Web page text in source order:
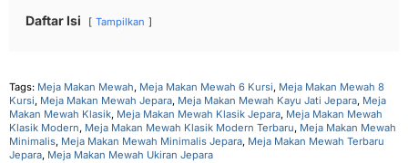
Daftar Isi Tampilkan
Tags: Meja Makan Mewah, Meja Makan Mewah 6 Kursi, Meja Makan Mewah 8
Kursi, Meja Makan Mewah Jepara, Meja Makan Mewah Kayu Jati Jepara, Meja
Makan Mewah Klasik, Meja Makan Mewah Klasik Jepara, Meja Makan Mewah
Klasik Modern, Meja Makan Mewah Klasik Modern Terbaru, Meja Makan Mewah
Minimalis, Meja Makan Mewah Minimalis Jepara, Meja Makan Mewah Terbaru
Jepara, Meja Makan Mewah Ukiran Jepara